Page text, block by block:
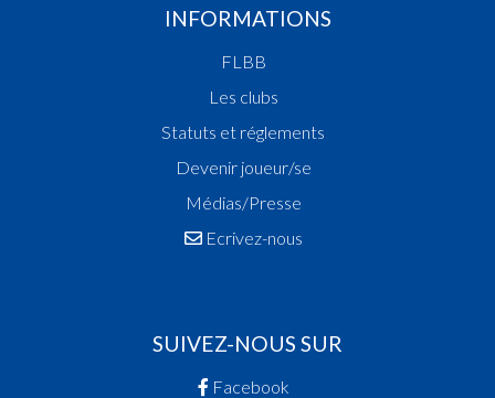
INFORMATIONS
FLBB
Les clubs
Statuts et réglements
Devenir joueur/se
Médias/Presse
Ecrivez-nous
SUIVEZ-NOUS SUR
Facebook